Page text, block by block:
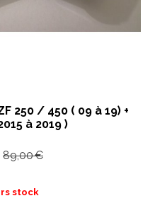
250 / 450 ( 09 à 19) +
à 2019 )
89,00€
stock